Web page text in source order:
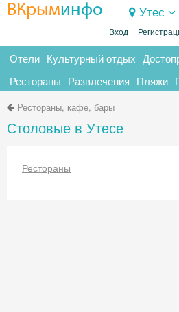
ВКрыминфо Утес
Вход
Отели Культурный отдых
Рестораны Развлечения Пляжи
Рестораны, кафе, бары
Столовые в Утесе
Рестораны